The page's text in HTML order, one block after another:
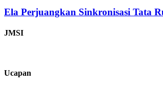
Ela Perjuangkan Sinkronisasi Tata
JMSI
Ucapan